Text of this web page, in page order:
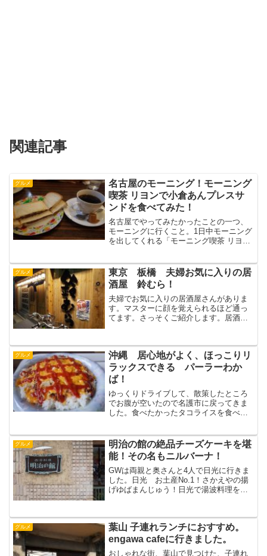
関連記事
グルメ
名古屋のモーニング！モーニング
喫茶 リヨンで小倉あんプレスサ
ンドを食べてみた！
名古屋でやってみたかったことの一つ、
モーニングに行くこと。1日中モーニング
を出してくれる「モーニング喫茶 リヨ
ング喫茶 リヨン。地上から行ったのです
が、地下街を通って...
グルメ
東京 板橋 夫婦お気に入りの居
酒屋 鈴むら！
夫婦でお気に入りの居酒屋さんがありま
す。マスターに顔を覚えられるほど通っ
てます。さっそくご紹介します。居酒屋
営三田線新板橋駅に近い本店です。だい
たいカウンター席に座り...
グルメ
沖縄 居心地がよく、ほっこりリ
ラックスできる パーラーわか
ば！
ゆっくりドライブして、散策したところ
でお腹が空いたので名護市に戻ってきま
した。食べたかったタコライスを食べま
パーラーわかば。看板がかわいいです
ね。ほっこりします。▲店内...
グルメ
明治の館の絶品チーズケーキを堪
能！その名もニルバーナ！
GWは両親と奥さんと4人で日光に行きま
した。日光 お土産No.1！さかえやの揚
げゆばまんじゅう！日光で湯波料理を堪
ト！日光東照宮と日光二荒山神社に行っ
てきた！日光東照宮、...
グルメ
葉山 子連れランチにおすすめ。
engawa cafeに行きました。
おしゃれな街、葉山で見つけた、子連れ